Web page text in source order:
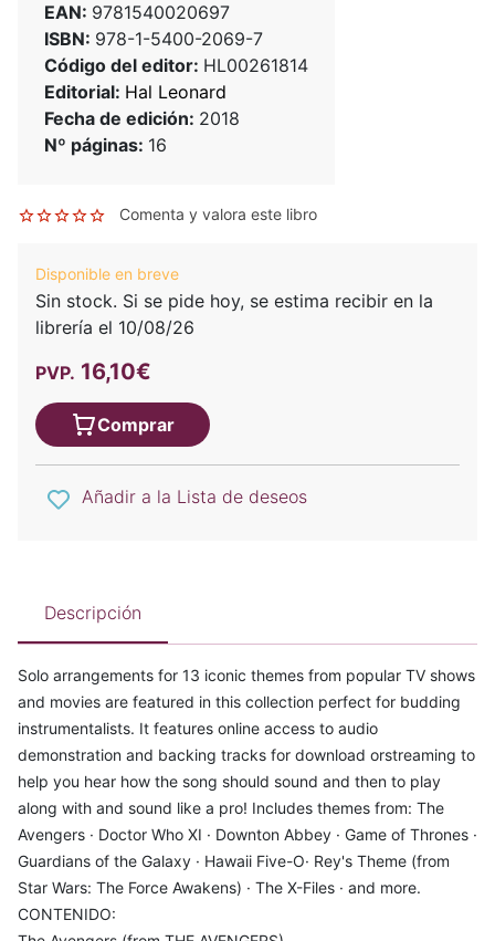
EAN: 9781540020697
ISBN: 978-1-5400-2069-7
Código del editor: HL00261814
Editorial: Hal Leonard
Fecha de edición: 2018
Nº páginas: 16
Comenta y valora este libro
Disponible en breve
Sin stock. Si se pide hoy, se estima recibir en la
librería el 10/08/26
PVP. 16,10€
Comprar
Añadir a la Lista de deseos
Descripción
Solo arrangements for 13 iconic themes from popular TV shows
and movies are featured in this collection perfect for budding
instrumentalists. It features online access to audio
demonstration and backing tracks for download orstreaming to
help you hear how the song should sound and then to play
along with and sound like a pro! Includes themes from: The
Avengers · Doctor Who XI · Downton Abbey · Game of Thrones ·
Guardians of the Galaxy · Hawaii Five-O· Rey's Theme (from
Star Wars: The Force Awakens) · The X-Files · and more.
CONTENIDO: